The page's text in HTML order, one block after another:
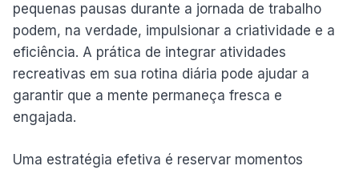
pequenas pausas durante a jornada de trabalho
podem, na verdade, impulsionar a criatividade e a
eficiência. A prática de integrar atividades
recreativas em sua rotina diária pode ajudar a
garantir que a mente permaneça fresca e
engajada.
Uma estratégia efetiva é reservar momentos